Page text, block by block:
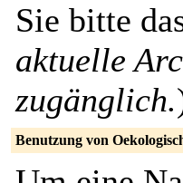
Sie bitte
aktuelle
zugänglich.
Benutzung von